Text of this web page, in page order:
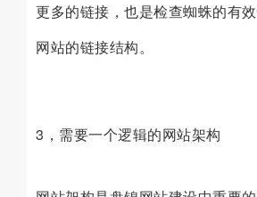
更多的链接，也是检查蜘蛛的有
网站的链接结构。
3，需要一个逻辑的网站架构